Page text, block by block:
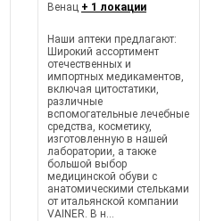
Венац + 1 локации
Наши аптеки предлагают:
Широкий ассортимент
отечественных и
импортных медикаментов,
включая цитостатики,
различные
вспомогательные лечебные
средства, косметику,
изготовленную в нашей
лаборатории, а также
большой выбор
медицинской обуви с
анатомическими стельками
от итальянской компании
VAINER. В н...